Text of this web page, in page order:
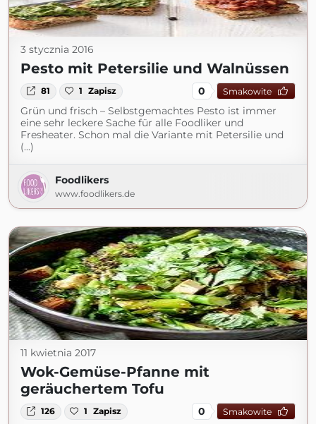
3 stycznia 2016
Pesto mit Petersilie und Walnüssen
81 1 Zapisz 0 Smakowite
Grün und frisch – Selbstgemachtes Pesto ist immer
eine sehr leckere Sache für alle Foodliker und
Fresheater. Schon mal die Variante mit Petersilie und
(...)
Foodlikers
www.foodlikers.de
11 kwietnia 2017
Wok-Gemüse-Pfanne mit
geräuchertem Tofu
126 1 Zapisz 0 Smakowite